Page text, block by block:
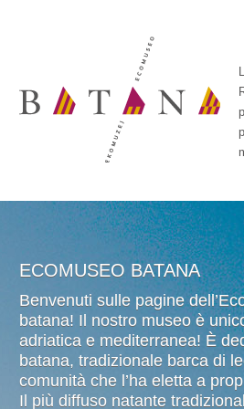
ECOMUSEO BATANA
Benvenuti sulle pagine
batana! Il nostro museo è
adriatica e mediterranea! È
batana, tradizionale barca di
comunità che l’ha eletta a
Il più diffuso natante